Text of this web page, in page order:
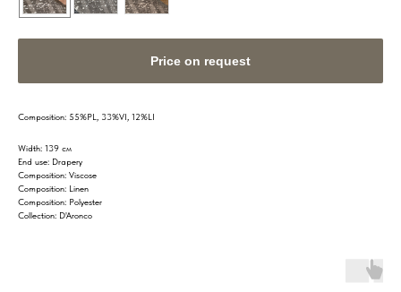
Price on request
Composition: 55%PL, 33%VI, 12%LI
Width: 139 см
End use: Drapery
Composition: Viscose
Composition: Linen
Composition: Polyester
Collection: D'Aronco